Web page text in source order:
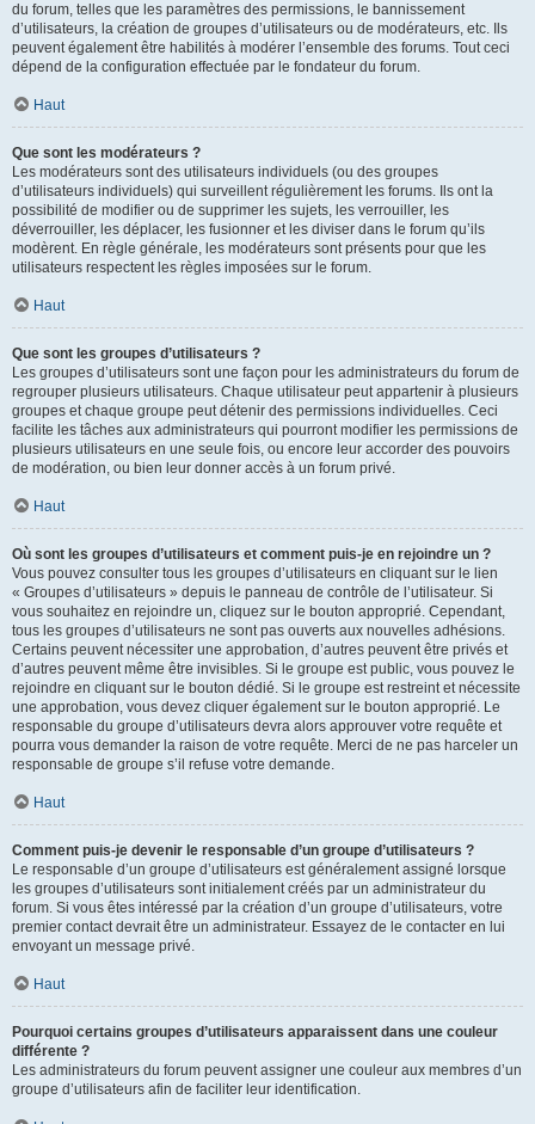
du forum, telles que les paramètres des permissions, le bannissement
d’utilisateurs, la création de groupes d’utilisateurs ou de modérateurs, etc. Ils
peuvent également être habilités à modérer l’ensemble des forums. Tout ceci
dépend de la configuration effectuée par le fondateur du forum.
Haut
Que sont les modérateurs ?
Les modérateurs sont des utilisateurs individuels (ou des groupes
d’utilisateurs individuels) qui surveillent régulièrement les forums. Ils ont la
possibilité de modifier ou de supprimer les sujets, les verrouiller, les
déverrouiller, les déplacer, les fusionner et les diviser dans le forum qu’ils
modèrent. En règle générale, les modérateurs sont présents pour que les
utilisateurs respectent les règles imposées sur le forum.
Haut
Que sont les groupes d’utilisateurs ?
Les groupes d’utilisateurs sont une façon pour les administrateurs du forum de
regrouper plusieurs utilisateurs. Chaque utilisateur peut appartenir à plusieurs
groupes et chaque groupe peut détenir des permissions individuelles. Ceci
facilite les tâches aux administrateurs qui pourront modifier les permissions de
plusieurs utilisateurs en une seule fois, ou encore leur accorder des pouvoirs
de modération, ou bien leur donner accès à un forum privé.
Haut
Où sont les groupes d’utilisateurs et comment puis-je en rejoindre un ?
Vous pouvez consulter tous les groupes d’utilisateurs en cliquant sur le lien
« Groupes d’utilisateurs » depuis le panneau de contrôle de l’utilisateur. Si
vous souhaitez en rejoindre un, cliquez sur le bouton approprié. Cependant,
tous les groupes d’utilisateurs ne sont pas ouverts aux nouvelles adhésions.
Certains peuvent nécessiter une approbation, d’autres peuvent être privés et
d’autres peuvent même être invisibles. Si le groupe est public, vous pouvez le
rejoindre en cliquant sur le bouton dédié. Si le groupe est restreint et nécessite
une approbation, vous devez cliquer également sur le bouton approprié. Le
responsable du groupe d’utilisateurs devra alors approuver votre requête et
pourra vous demander la raison de votre requête. Merci de ne pas harceler un
responsable de groupe s’il refuse votre demande.
Haut
Comment puis-je devenir le responsable d’un groupe d’utilisateurs ?
Le responsable d’un groupe d’utilisateurs est généralement assigné lorsque
les groupes d’utilisateurs sont initialement créés par un administrateur du
forum. Si vous êtes intéressé par la création d’un groupe d’utilisateurs, votre
premier contact devrait être un administrateur. Essayez de le contacter en lui
envoyant un message privé.
Haut
Pourquoi certains groupes d’utilisateurs apparaissent dans une couleur
différente ?
Les administrateurs du forum peuvent assigner une couleur aux membres d’un
groupe d’utilisateurs afin de faciliter leur identification.